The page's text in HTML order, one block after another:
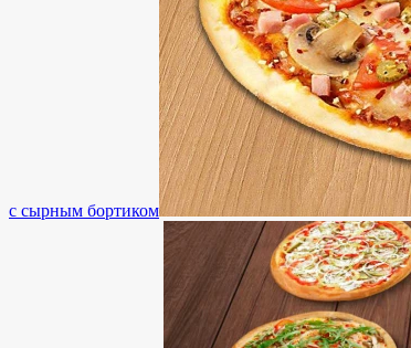
с сырным бортиком